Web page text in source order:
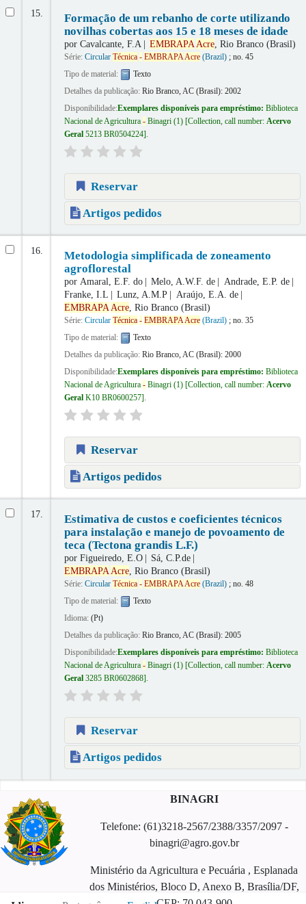
15.
Formação de um rebanho de corte utilizando
novilhas cobertas aos 15 e 18 meses de idade
por Cavalcante, F.A EMBRAPA Acre , Rio Branco (Brasil)
Série: Circular Técnica - EMBRAPA Acre(Brazil); no. 45
Tipo de material:
Texto
Detalhes da publicação: Rio Branco, AC (Brasil): 2002
Disponibilidade:Exemplares disponíveis para empréstimo: Biblioteca
Nacional de Agricultura -Binagri(1) Collection, call number: Acervo
Geral 5213 BR0504224 .
Reservar
Artigos pedidos
16.
Metodologia simplificada de zoneamento
agroflorestal
por Amaral, E.F. do Melo, A.W.F. de
Andrade, E.P. de
Franke, I.L
Lunz, A.M.P
Araújo, E.A. de
EMBRAPA Acre, Rio Branco (Brasil)
Série: Circular Técnica - EMBRAPA Acre(Brazil); no. 35
Tipo de material:
Texto
Detalhes da publicação: Rio Branco, AC (Brasil): 2000
Disponibilidade:Exemplares disponíveis para empréstimo: Biblioteca
Nacional de Agricultura -Binagri(1) Collection, call number: Acervo
Geral K10 BR0600257 .
Reservar
Artigos pedidos
17.
Estimativa de custos e coeficientes técnicos
para instalação e manejo de povoamento de
teca (Tectona grandis L.F.)
por Figueiredo, E.O
Sá, C.P.de
EMBRAPA Acre, Rio Branco (Brasil)
Série: Circular Técnica - EMBRAPA Acre(Brazil); no. 48
Tipo de material:
Texto
Idioma: (Pt)
Detalhes da publicação: Rio Branco, AC (Brasil): 2005
Disponibilidade:Exemplares disponíveis para empréstimo: Biblioteca
Nacional de Agricultura -Binagri(1) Collection, call number: Acervo
Geral 3285 BR0602868 .
Reservar
Artigos pedidos
BINAGRI
Telefone: (61)3218-2567/2388/3357/2097 -
binagri@agro.gov.br
Ministério da Agricultura e Pecuária , Esplanada
dos Ministérios, Bloco D, Anexo B, Brasília/DF,